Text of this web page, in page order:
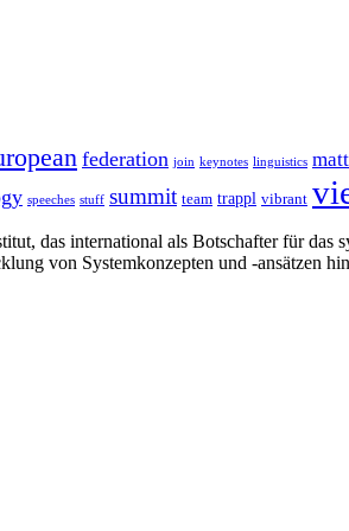
federation join keynotes linguistics
speeches stuff summit team trappl vibrant
das international als Botschafter für das
von Systemkonzepten und -ansätzen